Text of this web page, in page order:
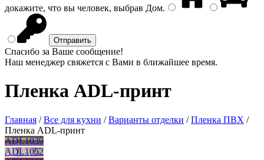
докажите, что вы человек, выбрав Дом.
Спасибо за Ваше сообщение!
Наш менеджер свяжется с Вами в ближайшее время.
Пленка ADL-принт
Главная /Все для кухни /Варианты отделки /Пленка ПВХ /
Пленка ADL-принт
ADL1039
ADL1052